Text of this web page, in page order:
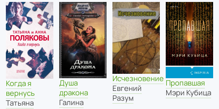
Когда я
вернусь
Татьяна
Душа
дракона
Галина
Исчезновение
Евгений
Разум
Пропавшая
Мэри Кубица